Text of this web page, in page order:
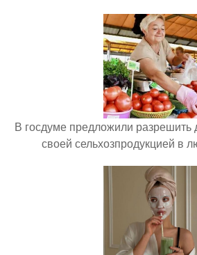
В госдуме предложили разрешить
своей сельхозпродукцией в